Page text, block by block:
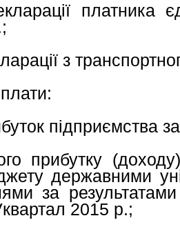
платника
з
підприємства
прибутку
державними
за
2015 р.;